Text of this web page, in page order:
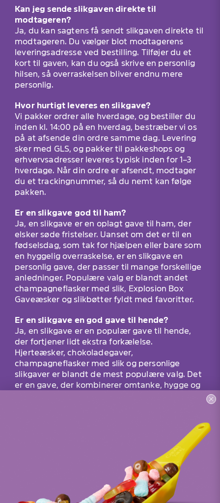
Kan jeg sende slikgaven direkte til
modtageren?
Ja, du kan sagtens få sendt slikgaven direkte til
modtageren. Du vælger blot modtagerens
leveringsadresse ved bestilling. Tilføjer du et
kort til gaven, kan du også skrive en personlig
hilsen, så overraskelsen bliver endnu mere
personlig.
Hvor hurtigt leveres en slikgave?
Vi pakker ordrer alle hverdage, og bestiller du
inden kl. 14:00 på en hverdag, bestræber vi os
på at afsende din ordre samme dag. Levering
sker med GLS, og pakker til pakkeshops og
erhvervsadresser leveres typisk inden for 1–3
hverdage. Når din ordre er afsendt, modtager
du et trackingnummer, så du nemt kan følge
pakken.
Er en slikgave god til ham?
Ja, en slikgave er en oplagt gave til ham, der
elsker søde fristelser. Uanset om det er til en
fødselsdag, som tak for hjælpen eller bare som
en hyggelig overraskelse, er en slikgave en
personlig gave, der passer til mange forskellige
anledninger. Populære valg er blandt andet
champagneflasker med slik, Explosion Box
Gaveæsker og slikbøtter fyldt med favoritter.
Er en slikgave en god gave til hende?
Ja, en slikgave er en populær gave til hende,
der fortjener lidt ekstra forkælelse.
Hjerteæsker, chokoladegaver,
champagneflasker med slik og personlige
slikgaver er blandt de mest populære valg. Det
er en gave, der kombinerer omtanke, hygge og
Vores app
Om os
Kontakt
Leveringsbetingelser
Nyhedsbrev